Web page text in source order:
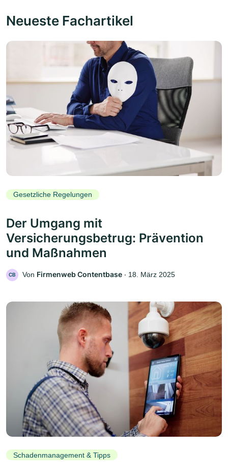
Neueste Fachartikel
Gesetzliche Regelungen
Der Umgang mit
Versicherungsbetrug: Prävention
und Maßnahmen
CB Von Firmenweb Contentbase ‧ 18. März 2025
Schadenmanagement & Tipps